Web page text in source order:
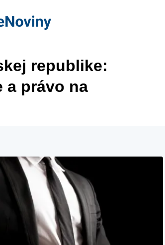
republike:
a právo na